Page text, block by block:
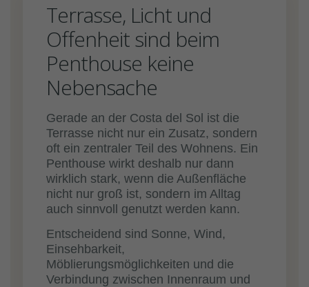
Terrasse, Licht und
Offenheit sind beim
Penthouse keine
Nebensache
Gerade an der Costa del Sol ist die
Terrasse nicht nur ein Zusatz, sondern
oft ein zentraler Teil des Wohnens. Ein
Penthouse wirkt deshalb nur dann
wirklich stark, wenn die Außenfläche
nicht nur groß ist, sondern im Alltag
auch sinnvoll genutzt werden kann.
Entscheidend sind Sonne, Wind,
Einsehbarkeit,
Möblierungsmöglichkeiten und die
Verbindung zwischen Innenraum und